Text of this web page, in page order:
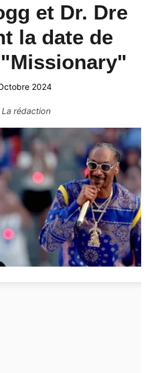
et Dr. Dre
la date de
2024
La rédaction